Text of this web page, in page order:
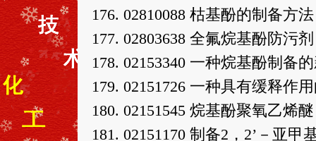
176. 02810088 枯基酚的制备方法
177. 02803638 全氟烷基酚防污剂
178. 02153340 一种烷基酚制备
179. 02151726 一种具有缓释作
180. 02151545 烷基酚聚氧乙烯
181. 02151170 制备2，2’－亚